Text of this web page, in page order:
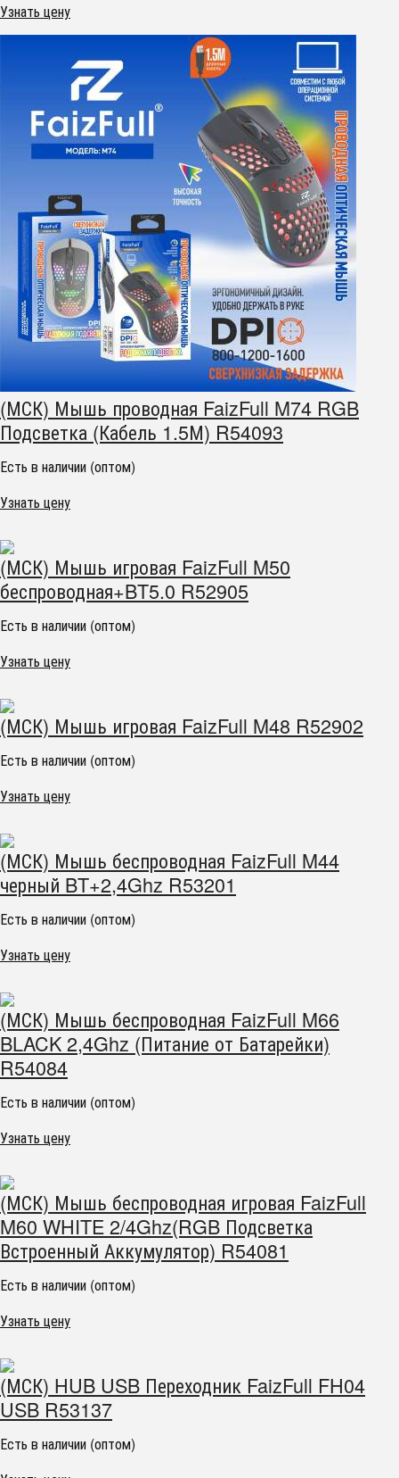
Узнать цену
(МСК) Мышь проводная FaizFull M74 RGB
Подсветка (Кабель 1.5М) R54093
Есть в наличии (оптом)
Узнать цену
(МСК) Мышь игровая FaizFull M50
беспроводная+BT5.0 R52905
Есть в наличии (оптом)
Узнать цену
(МСК) Мышь игровая FaizFull M48 R52902
Есть в наличии (оптом)
Узнать цену
(МСК) Мышь беспроводная FaizFull M44
черный BT+2,4Ghz R53201
Есть в наличии (оптом)
Узнать цену
(МСК) Мышь беспроводная FaizFull M66
BLACK 2,4Ghz (Питание от Батарейки)
R54084
Есть в наличии (оптом)
Узнать цену
(МСК) Мышь беспроводная игровая FaizFull
M60 WHITE 2/4Ghz(RGB Подсветка
Встроенный Аккумулятор) R54081
Есть в наличии (оптом)
Узнать цену
(МСК) HUB USB Переходник FaizFull FH04
USB R53137
Есть в наличии (оптом)